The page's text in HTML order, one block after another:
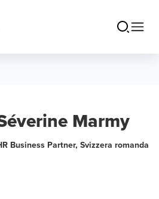
Marmy
Business Partner, Svizzera romanda